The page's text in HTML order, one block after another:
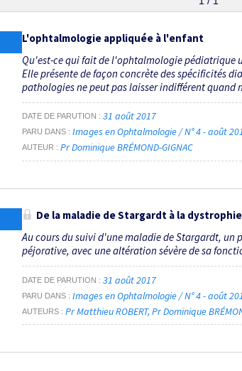
L'ophtalmologie appliquée à l'enfant
Qu'est-ce qui fait de l'ophtalmologie pédiatrique
Elle présente de façon concrète des spécificités
pathologies ne peut pas laisser indifférent quand
DATE DE PARUTION 31 août 2017
PARU DANS Images en Ophtalmologie / N° 4 - août
AUTEUR Pr Dominique BRÉMOND-GIGNAC
De la maladie de Stargardt à la
Au cours du suivi d'une maladie de Stargardt, un
péjorative, avec une altération sévère de sa
DATE DE PARUTION 31 août 2017
PARU DANS Images en Ophtalmologie / N° 4 - août
AUTEURS Pr Matthieu ROBERT Pr Dominique